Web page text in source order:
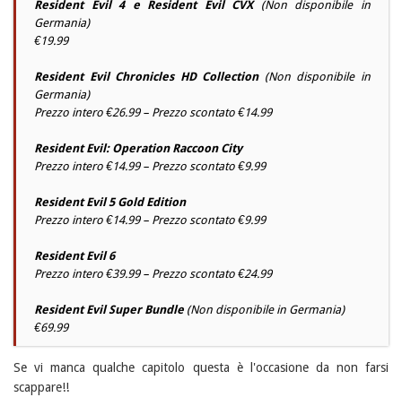
Resident Evil 4 e Resident Evil CVX(Non disponibile in
Germania)
€19.99
Resident Evil Chronicles HD Collection(Non disponibile in
Germania)
Prezzo intero €26.99 – Prezzo scontato €14.99
Resident Evil: Operation Raccoon City
Prezzo intero €14.99 – Prezzo scontato €9.99
Resident Evil 5 Gold Edition
Prezzo intero €14.99 – Prezzo scontato €9.99
Resident Evil 6
Prezzo intero €39.99 – Prezzo scontato €24.99
Resident Evil Super Bundle (Non disponibile in Germania)
€69.99
Se vi manca qualche capitolo questa è l'occasione da non farsi
scappare!!